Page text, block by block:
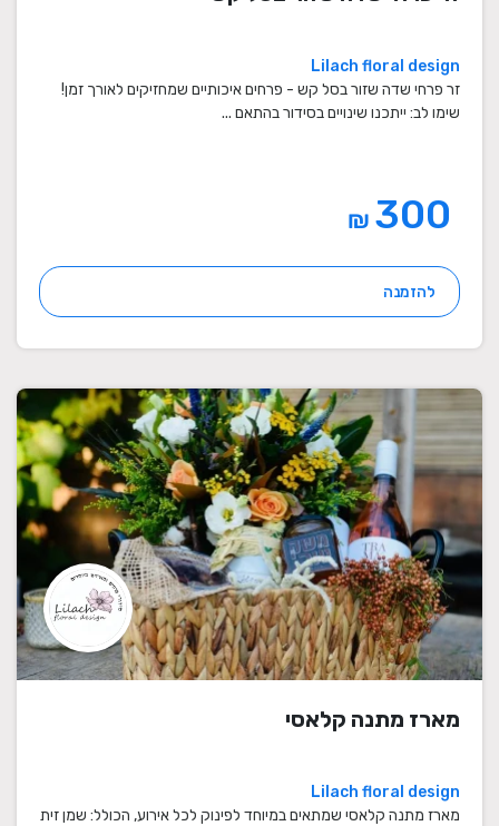
Lilach floral design
זר פרחי שדה שזור בסל קש - פרחים איכותיים שמחזיקים לאורך זמן!
שימו לב: ייתכנו שינויים בסידור בהתאם ...
₪
להזמנה
מארז מתנה קלאסי
Lilach floral design
מארז מתנה קלאסי שמתאים במיוחד לפינוק לכל אירוע, הכולל: שמן זית